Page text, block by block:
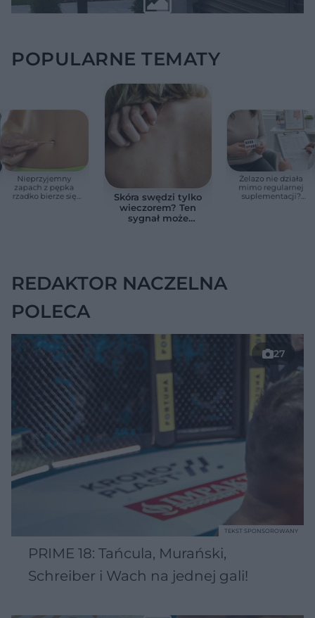
POPULARNE TEMATY
Nieprzyjemny
zapach z pępka
rzadko bierze się
Skóra swędzi tylko
wieczorem? Ten
sygnał może
Żelazo nie działa
mimo regularnej
suplementacji?
REDAKTOR NACZELNA
POLECA
27
PRIME 18: Tańcula, Murański,
Schreiber i Wach na jednej gali!
TEKST SPONSOROWANY